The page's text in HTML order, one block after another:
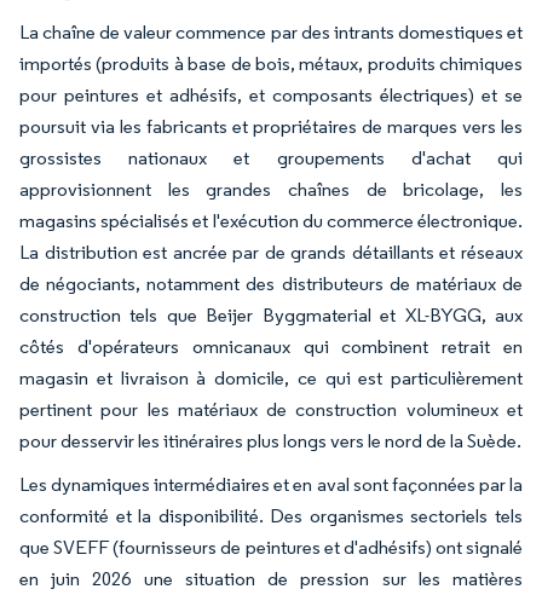
La chaîne de valeur commence par des intrants domestiques et
importés (produits à base de bois, métaux, produits chimiques
pour peintures et adhésifs, et composants électriques) et se
poursuit via les fabricants et propriétaires de marques vers les
grossistes nationaux et groupements d'achat qui
approvisionnent les grandes chaînes de bricolage, les
magasins spécialisés et l'exécution du commerce électronique.
La distribution est ancrée par de grands détaillants et réseaux
de négociants, notamment des distributeurs de matériaux de
construction tels que Beijer Byggmaterial et XL-BYGG, aux
côtés d'opérateurs omnicanaux qui combinent retrait en
magasin et livraison à domicile, ce qui est particulièrement
pertinent pour les matériaux de construction volumineux et
pour desservir les itinéraires plus longs vers le nord de la Suède.
Les dynamiques intermédiaires et en aval sont façonnées par la
conformité et la disponibilité. Des organismes sectoriels tels
que SVEFF (fournisseurs de peintures et d'adhésifs) ont signalé
en juin 2026 une situation de pression sur les matières